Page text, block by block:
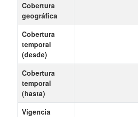
Cobertura
geográfica
Cobertura
temporal
(desde)
Cobertura
temporal
(hasta)
Vigencia